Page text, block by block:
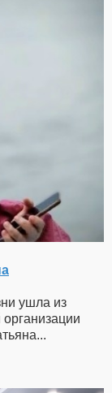
ушла из